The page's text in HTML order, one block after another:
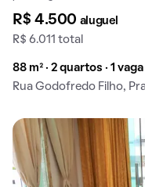
R$ 4.500 aluguel
R$ 6.011 total
88 m² · 2 quartos · 1 vaga
Rua Godofredo Filho,